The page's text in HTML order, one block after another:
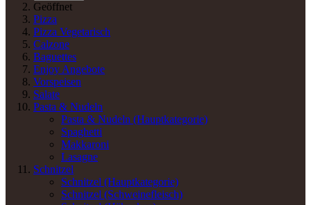
Geöffnet
Pizza
Pizza Vegetarisch
Calzone
Baguettes
Enjoy Angebote
Vorspeisen
Salate
Pasta & Nudeln
Pasta & Nudeln (Hauptkategorie)
Spaghetti
Makkaroni
Lasagne
Schnitzel
Schnitzel (Hauptkategorie)
Schnitzel (Schweinefleisch)